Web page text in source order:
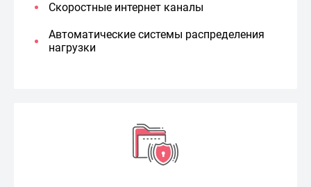
Скоростные интернет каналы
Автоматические системы распределения
нагрузки